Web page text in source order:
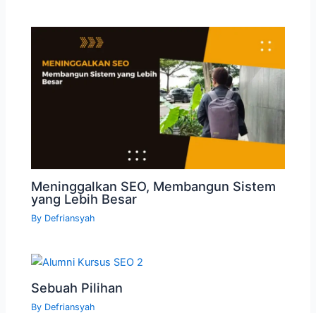
Meninggalkan SEO, Membangun Sistem
yang Lebih Besar
By Defriansyah
Sebuah Pilihan
By Defriansyah